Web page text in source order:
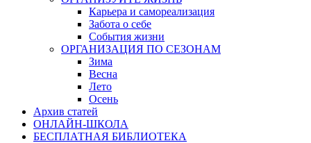
Карьера и самореализация
Забота о себе
События жизни
ОРГАНИЗАЦИЯ ПО СЕЗОНАМ
Зима
Весна
Лето
Осень
Архив статей
ОНЛАЙН-ШКОЛА
БЕСПЛАТНАЯ БИБЛИОТЕКА